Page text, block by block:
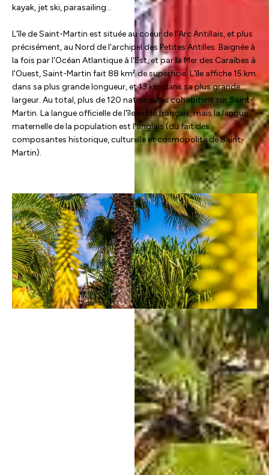
kayak, jet ski, parasailing...
L'île de Saint-Martin est située au coeur de l'Arc Antillais, et plus
précisément, au Nord de l'archipel des Petites Antilles. Baignée à
la fois par l'Océan Atlantique à l'Est, et par la Mer des Caraïbes à
l'Ouest, Saint-Martin fait 88 km² de superficie. L'île affiche 15 km
dans sa plus grande longueur, et 13 km dans sa plus grande
largeur. Au total, plus de 120 nationalités cohabitent sur Saint-
Martin. La langue officielle de l'île est le français, mais la langue
maternelle de la population est l'anglais (du fait des
composantes historique, culturelle et cosmopolite de Saint-
Martin).